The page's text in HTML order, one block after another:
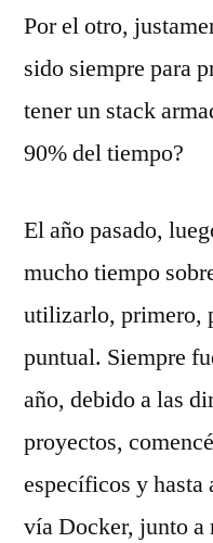
Por el otro,
sido siempre para
tener un stack
90% del tiempo?
El año pasado,
mucho tiempo
utilizarlo, primero,
puntual. Siempre
año, debido a las
proyectos,
específicos y hasta
vía Docker, junto a